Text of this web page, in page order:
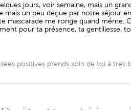
jours, voir semaine, mais un
mais un peu déçue par notre séjour
mascarade me ronge quand même.
pour ta présence, ta gentillesse,
positives prends soin de toi à